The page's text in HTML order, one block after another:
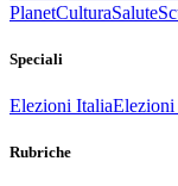
PlanetCulturaSalute
Speciali
Elezioni ItaliaElezioni
Rubriche